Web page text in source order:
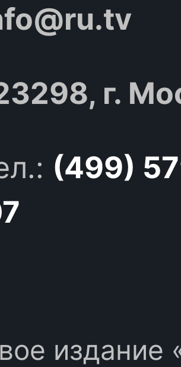
г.
(499)
издание